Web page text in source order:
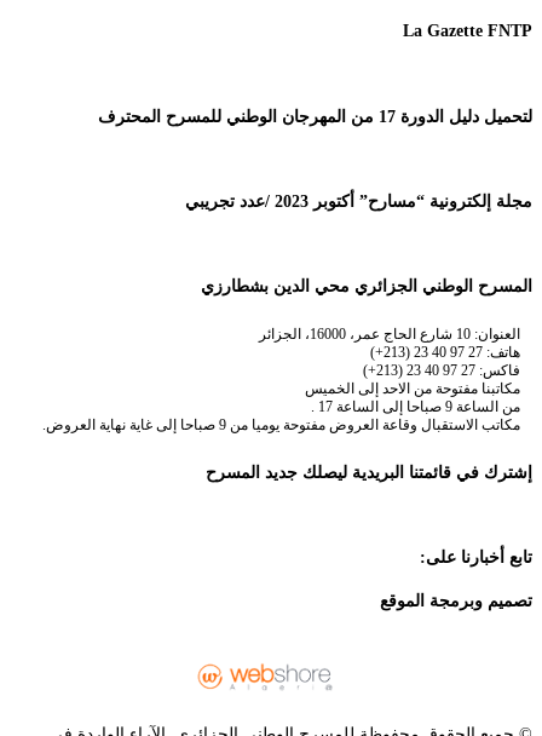
La Gazette FNTP
لتحميل دليل الدورة 17 من المهرجان الوطني للمسرح المحترف
مجلة إلكترونية “مسارح” أكتوبر 2023 /عدد تجريبي
المسرح الوطني الجزائري محي الدين بشطارزي
العنوان: 10 شارع الحاج عمر، 16000، الجزائر
هاتف: 27 97 40 23 (213+)
فاكس: 27 97 40 23 (213+)
مكاتبنا مفتوحة من الاحد إلى الخميس
من الساعة 9 صباحا إلى الساعة 17 .
مكاتب الاستقبال وقاعة العروض مفتوحة يوميا من 9 صباحا إلى غاية نهاية العروض.
إشترك في قائمتنا البريدية ليصلك جديد المسرح
تابع أخبارنا على:
تصميم وبرمجة الموقع